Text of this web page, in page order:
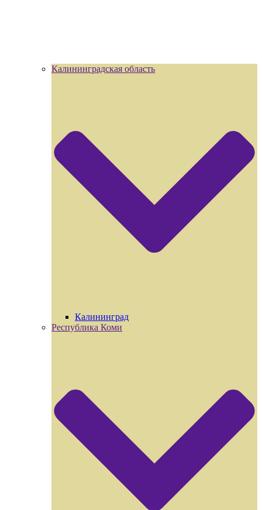
Калининградская область
Калининград
Республика Коми